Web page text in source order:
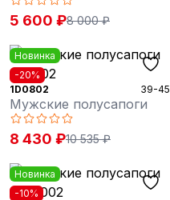
5 600 ₽8 000 ₽
Новинка
-20%
1D0802
39-45
Мужские полусапоги
8 430 ₽10 535 ₽
Новинка
-10%